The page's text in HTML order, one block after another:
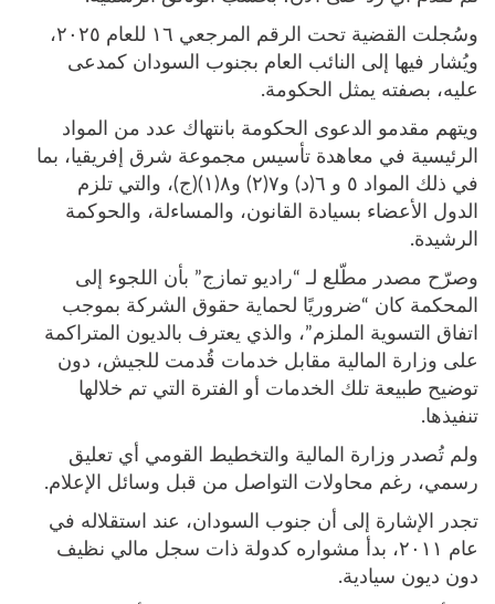
وسُجلت القضية تحت الرقم المرجعي ١٦ للعام ٢٠٢٥،
ويُشار فيها إلى النائب العام بجنوب السودان كمدعى
عليه، بصفته يمثل الحكومة.
ويتهم مقدمو الدعوى الحكومة بانتهاك عدد من المواد
الرئيسية في معاهدة تأسيس مجموعة شرق إفريقيا، بما
في ذلك المواد ٥ و ٦(د) و٧(٢) و٨(١)(ج)، والتي تلزم
الدول الأعضاء بسيادة القانون، والمساءلة، والحوكمة
الرشيدة.
وصرّح مصدر مطّلع لـ “راديو تمازج” بأن اللجوء إلى
المحكمة كان “ضروريًا لحماية حقوق الشركة بموجب
اتفاق التسوية الملزم”، والذي يعترف بالديون المتراكمة
على وزارة المالية مقابل خدمات قُدمت للجيش، دون
توضيح طبيعة تلك الخدمات أو الفترة التي تم خلالها
تنفيذها.
ولم تُصدر وزارة المالية والتخطيط القومي أي تعليق
رسمي، رغم محاولات التواصل من قبل وسائل الإعلام.
تجدر الإشارة إلى أن جنوب السودان، عند استقلاله في
عام ٢٠١١، بدأ مشواره كدولة ذات سجل مالي نظيف
دون ديون سيادية.